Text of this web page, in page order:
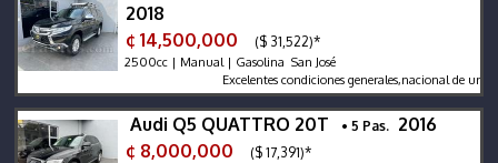
2018
¢ 14,500,000
($ 31,522)*
2500cc | Manual | Gasolina San José
Excelentes condiciones generales,nacional de un solo
Audi Q5 QUATTRO 20T • 5 Pas. 2016
¢ 8,000,000
($ 17,391)*